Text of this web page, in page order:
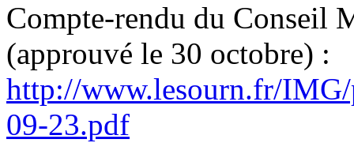
Compte-rendu du Conseil
(approuvé le 30 octobre) :
http://www.lesourn.fr/
09-23.pdf